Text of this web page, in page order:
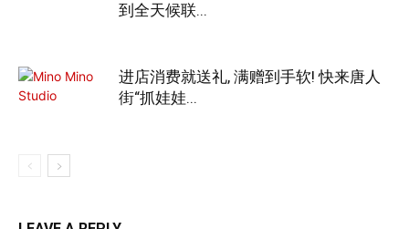
到全天候联...
进店消费就送礼, 满赠到手软! 快来唐人
街“抓娃娃...